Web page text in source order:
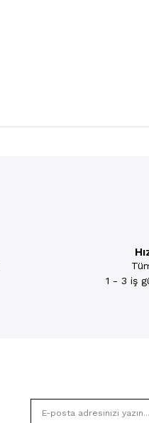
1 - 3 iş